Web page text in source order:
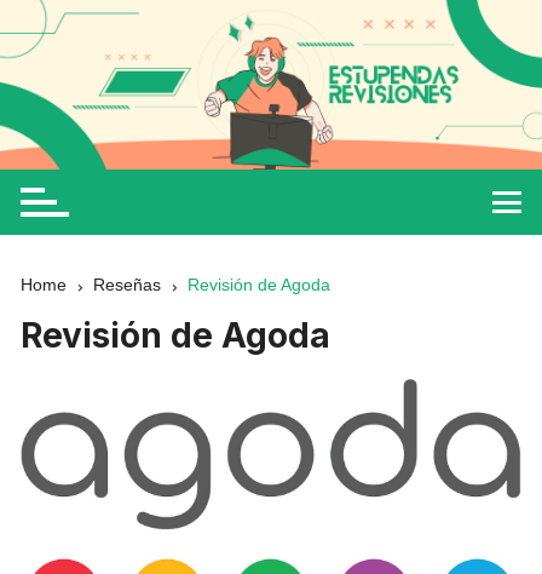
Home Reseñas Revisión de Agoda
Revisión de Agoda